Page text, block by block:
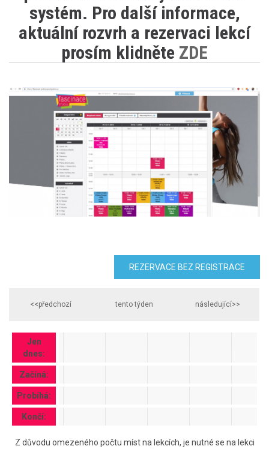
systém. Pro další informace,
aktuální rozvrh a rezervaci lekcí
prosím klidněte ZDE
REZERVACE BEZ REGISTRACE
<<předchozí tento týden následující>>
Jen
dnes:
Začíná:
Probíhá:
Končí:
Z důvodu omezeného počtu míst na lekcích, je nutné se na lekci